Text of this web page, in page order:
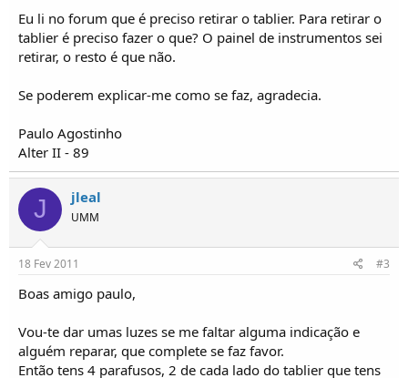
ó
p
i
s
Eu li no forum que é preciso retirar o tablier. Para retirar o
tablier é preciso fazer o que? O painel de instrumentos sei
retirar, o resto é que não.
Se poderem explicar-me como se faz, agradecia.
Paulo Agostinho
Alter II - 89
J jleal
UMM
18 Fev 2011 #3
Boas amigo paulo,
Vou-te dar umas luzes se me faltar alguma indicação e
alguém reparar, que complete se faz favor.
Então tens 4 parafusos, 2 de cada lado do tablier que tens